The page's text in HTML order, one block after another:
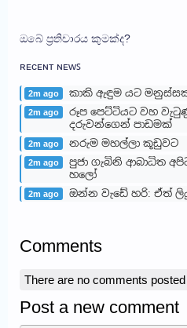
ඔබේ ප්‍රතිචාරය කුමක්ද?
ʀᴇᴄᴇɴᴛ ɴᴇᴡꜱ
2m ago කාකි ඇඳුම යට
2m ago
රූප පෙට්ටියට වහ
දරුවන්ගෙන් පාඩමක්
2m ago නරුම මහල්ලා කූඩුවට
2m ago
පුජා ගැබිනි ආබාධිත
හලෝ
2m ago ඔන්න වැඩේ හරි: ඒත්
Comments
There are no comments
Post a new comment